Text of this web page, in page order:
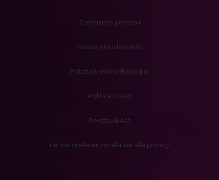
Condizioni generali
Polizza Annullamento
Polizza Medico-Bagaglio
Politica Covid
Polizza AI Act
Le tue preferenze relative alla privacy